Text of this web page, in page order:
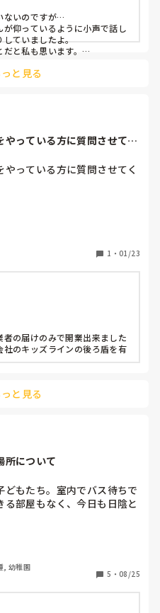
のですが
がいます。
常時から声が大きいです）
休憩回しのためにはいる
か（声のボリューム調整が
動するよ～ということがあ
ないのですが…
仰っているように小声で話し
していましたよ。
と私も思います。
ならそういう特性のある子と
もらった方が良いかもしれま
と見る
っている方に質問させてく
っている方に質問させてく
で5年保育士をしている30
どの程度の補助金が出てい
、デメリットはどうか
、世帯収入や働き方、そこ
等教えていただきたいです
NPO等)で行っている方も
か等お聞きしたいです。
ありませんが、よろしくお
1 ・ 01/23
の届けのみで開業出来ました
のキッズラインの後ろ盾を有
利用できるメリットから指名
と見る
所について
もたち。室内でバス待ちで
部屋もなく、今日も日陰と
中で待機していました。
。
、いいアイデアってないです
, 幼稚園
5 ・ 08/25